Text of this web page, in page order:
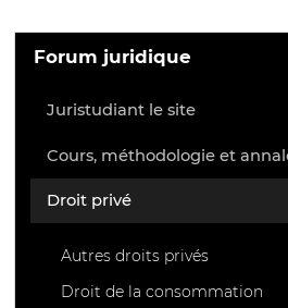
Forum juridique
Juristudiant le site
Cours, méthodologie et
Droit privé
Autres droits privés
Droit de la consommation